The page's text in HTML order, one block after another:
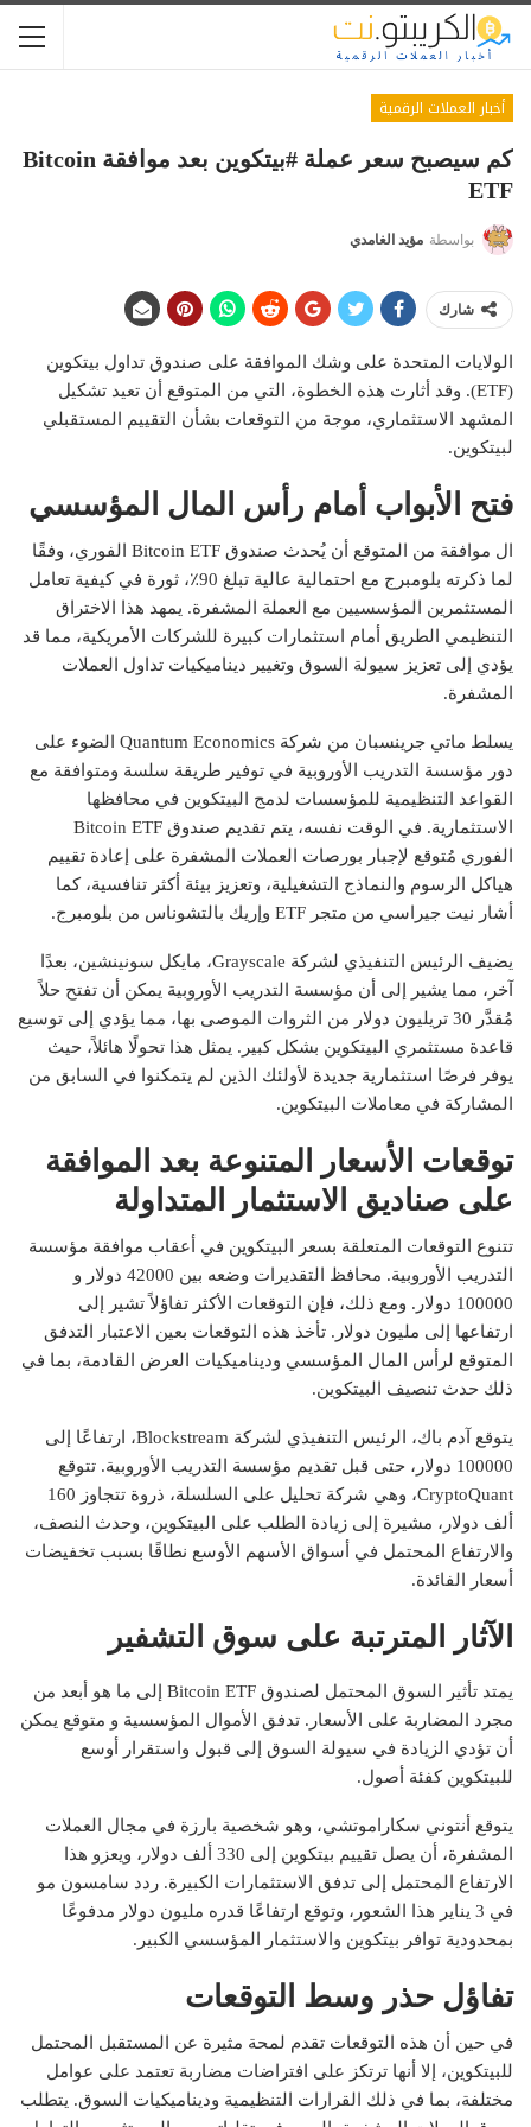
أخبار العملات الرقمية
كم سيصبح سعر عملة #بيتكوين بعد موافقة Bitcoin
ETF
بواسطة مؤيد الغامدي
شارك
الولايات المتحدة على وشك الموافقة على صندوق تداول بيتكوين
(ETF). وقد أثارت هذه الخطوة، التي من المتوقع أن تعيد تشكيل
المشهد الاستثماري، موجة من التوقعات بشأن التقييم المستقبلي
لبيتكوين.
فتح الأبواب أمام رأس المال المؤسسي
ال موافقة
من المتوقع أن يُحدث صندوق Bitcoin ETF الفوري، وفقًا
لما ذكرته بلومبرج مع احتمالية عالية تبلغ 90٪، ثورة في كيفية تعامل
المستثمرين المؤسسيين مع العملة المشفرة. يمهد هذا الاختراق
التنظيمي الطريق أمام استثمارات كبيرة للشركات الأمريكية، مما قد
يؤدي إلى تعزيز سيولة السوق وتغيير ديناميكيات تداول العملات
المشفرة.
يسلط ماتي جرينسبان من شركة Quantum Economics الضوء على
دور مؤسسة التدريب الأوروبية في توفير طريقة سلسة ومتوافقة مع
القواعد التنظيمية للمؤسسات لدمج البيتكوين في محافظها
الاستثمارية. في الوقت نفسه، يتم تقديم صندوق Bitcoin ETF
الفوري مُتوقع لإجبار بورصات العملات المشفرة على إعادة تقييم
هياكل الرسوم والنماذج التشغيلية، وتعزيز بيئة أكثر تنافسية، كما
أشار نيت جيراسي من متجر ETF وإريك بالتشوناس من بلومبرج.
يضيف الرئيس التنفيذي لشركة Grayscale، مايكل سونينشين، بعدًا
آخر، مما يشير إلى أن مؤسسة التدريب الأوروبية يمكن أن تفتح حلاً
مُقدَّر
30 تريليون دولار من الثروات الموصى بها، مما يؤدي إلى توسيع
قاعدة مستثمري البيتكوين بشكل كبير. يمثل هذا تحولًا هائلاً، حيث
يوفر فرصًا استثمارية جديدة لأولئك الذين لم يتمكنوا في السابق من
المشاركة في معاملات البيتكوين.
توقعات الأسعار المتنوعة بعد الموافقة
على صناديق الاستثمار المتداولة
تتنوع التوقعات المتعلقة بسعر البيتكوين في أعقاب موافقة مؤسسة
التدريب الأوروبية. محافظ
التقديرات
وضعه بين 42000 دولار و
100000 دولار. ومع ذلك، فإن التوقعات الأكثر تفاؤلاً تشير إلى
ارتفاعها إلى مليون دولار. تأخذ هذه التوقعات بعين الاعتبار التدفق
المتوقع لرأس المال المؤسسي وديناميكيات العرض القادمة، بما في
ذلك حدث تنصيف البيتكوين.
يتوقع آدم باك، الرئيس التنفيذي لشركة Blockstream، ارتفاعًا إلى
100000 دولار، حتى قبل تقديم مؤسسة التدريب الأوروبية. تتوقع
CryptoQuant، وهي شركة تحليل على السلسلة، ذروة تتجاوز 160
ألف دولار، مشيرة إلى زيادة الطلب على البيتكوين، وحدث النصف،
والارتفاع المحتمل في أسواق الأسهم الأوسع نطاقًا بسبب تخفيضات
أسعار الفائدة.
الآثار المترتبة على سوق التشفير
يمتد تأثير السوق المحتمل لصندوق Bitcoin ETF إلى ما هو أبعد من
مجرد المضاربة على الأسعار. تدفق الأموال المؤسسية و متوقع يمكن
أن تؤدي الزيادة في سيولة السوق إلى قبول واستقرار أوسع
للبيتكوين كفئة أصول.
يتوقع أنتوني سكاراموتشي، وهو شخصية بارزة في مجال العملات
المشفرة، أن يصل تقييم بيتكوين إلى 330 ألف دولار، ويعزو هذا
الارتفاع المحتمل إلى تدفق الاستثمارات الكبيرة. ردد سامسون مو
في 3 يناير هذا الشعور، وتوقع ارتفاعًا قدره مليون دولار مدفوعًا
بمحدودية توافر بيتكوين والاستثمار المؤسسي الكبير.
تفاؤل حذر وسط التوقعات
في حين أن هذه التوقعات تقدم لمحة مثيرة عن المستقبل المحتمل
للبيتكوين، إلا أنها ترتكز على افتراضات مضاربة تعتمد على عوامل
مختلفة، بما في ذلك القرارات التنظيمية وديناميكيات السوق. يتطلب